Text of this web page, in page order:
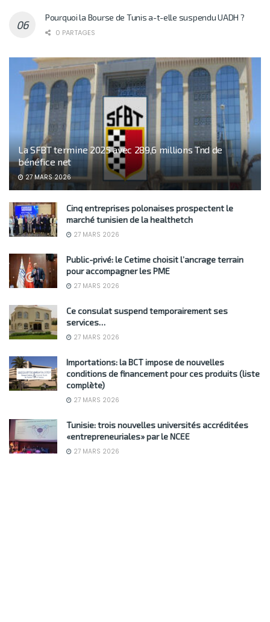
Pourquoi la Bourse de Tunis a-t-elle suspendu UADH ?
0 PARTAGES
La SFBT termine 2025 avec 289,6 millions Tnd de
bénéfice net
27 MARS 2026
Cinq entreprises polonaises prospectent le
marché tunisien de la healthetch
27 MARS 2026
Public-privé: le Cetime choisit l’ancrage terrain
pour accompagner les PME
27 MARS 2026
Ce consulat suspend temporairement ses
services…
27 MARS 2026
Importations: la BCT impose de nouvelles
conditions de financement pour ces produits (liste
complète)
27 MARS 2026
Tunisie: trois nouvelles universités accréditées
«entrepreneuriales» par le NCEE
27 MARS 2026